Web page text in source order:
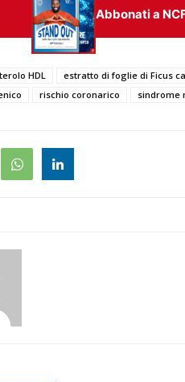
Abbonati a
HDL estratto di foglie di Ficus
rischio coronarico sindrome